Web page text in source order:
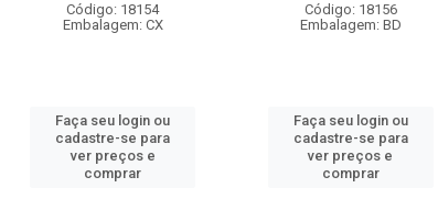
Código: 18154
Embalagem: CX
Faça seu login ou
cadastre-se para
ver preços e
comprar
Código: 18156
Embalagem: BD
Faça seu login ou
cadastre-se para
ver preços e
comprar